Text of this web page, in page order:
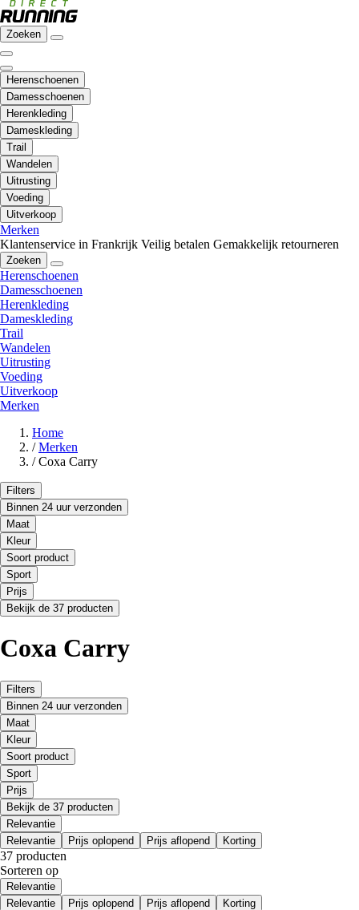
Zoeken
Herenschoenen
Damesschoenen
Herenkleding
Dameskleding
Trail
Wandelen
Uitrusting
Voeding
Uitverkoop
Merken
Klantenservice in Frankrijk Veilig betalen Gemakkelijk retourneren
Zoeken
Herenschoenen
Damesschoenen
Herenkleding
Dameskleding
Trail
Wandelen
Uitrusting
Voeding
Uitverkoop
Merken
Home
/ Merken
/ Coxa Carry
Filters
Binnen 24 uur verzonden
Maat
Kleur
Soort product
Sport
Prijs
Bekijk de 37 producten
Coxa Carry
Filters
Binnen 24 uur verzonden
Maat
Kleur
Soort product
Sport
Prijs
Bekijk de 37 producten
Relevantie
Relevantie
Prijs oplopend Prijs aflopend Korting
37 producten
Sorteren op
Relevantie
Relevantie
Prijs oplopend Prijs aflopend Korting